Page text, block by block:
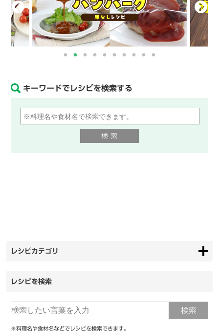
キーワードでレシピを検索する
レシピカテゴリ
レシピを検索
※料理名や食材名などでレシピを検索できます。